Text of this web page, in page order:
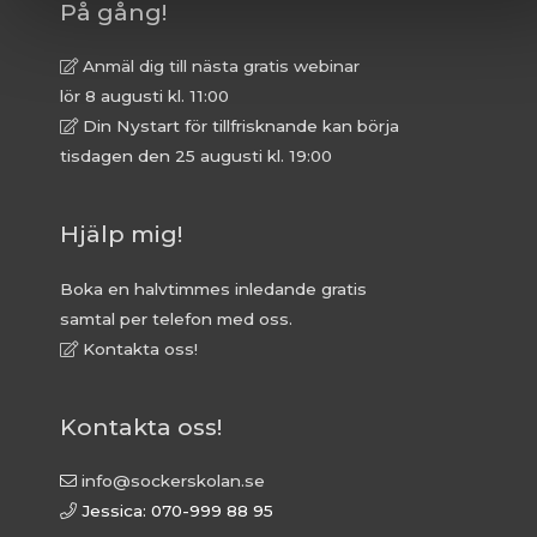
På gång!
Anmäl dig till nästa gratis webinar
lör 8 augusti kl. 11:00
Din Nystart för tillfrisknande kan börja
tisdagen den 25 augusti kl. 19:00
Hjälp mig!
Boka en halvtimmes inledande gratis
samtal per telefon med oss.
Kontakta oss!
Kontakta oss!
info@sockerskolan.se
Jessica: 070-999 88 95